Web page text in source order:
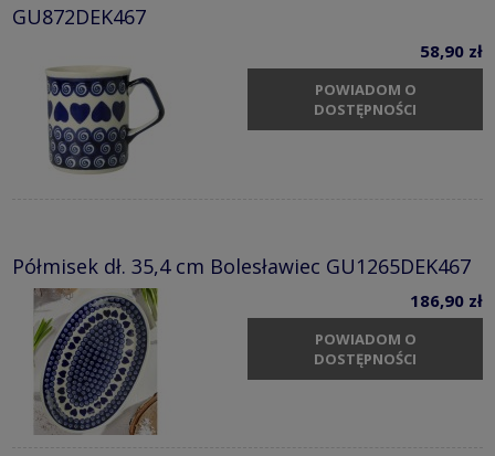
GU872DEK467
58,90 zł
POWIADOM O
DOSTĘPNOŚCI
Półmisek dł. 35,4 cm Bolesławiec GU1265DEK467
186,90 zł
POWIADOM O
DOSTĘPNOŚCI